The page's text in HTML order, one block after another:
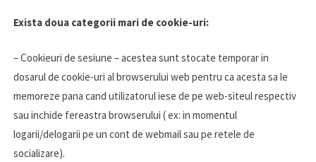
Exista doua categorii mari de cookie-uri:
– Cookieuri de sesiune – acestea sunt stocate temporar in
dosarul de cookie-uri al browserului web pentru ca acesta sa le
memoreze pana cand utilizatorul iese de pe web-siteul respectiv
sau inchide fereastra browserului ( ex: in momentul
logarii/delogarii pe un cont de webmail sau pe retele de
socializare).